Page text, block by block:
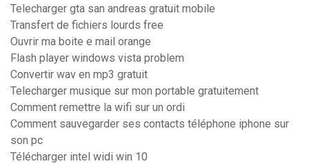
Telecharger gta san andreas gratuit mobile
Transfert de fichiers lourds free
Ouvrir ma boite e mail orange
Flash player windows vista problem
Convertir wav en mp3 gratuit
Telecharger musique sur mon portable gratuitement
Comment remettre la wifi sur un ordi
Comment sauvegarder ses contacts téléphone iphone sur
son pc
Télécharger intel widi win 10